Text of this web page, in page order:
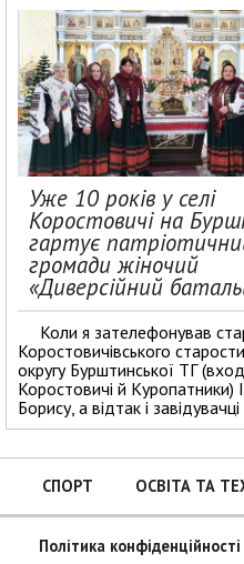
Уже 10 років у селі
Коростовичі на
гартує
громади жіночий
«Диверсійний
Коли я зателефонував
Коростовичівського
округу Бурштинської ТГ
Коростовичі й Куропатники)
Борису, а відтак і
СПОРТ ОСВІТА ТА
Політика конфіденційності